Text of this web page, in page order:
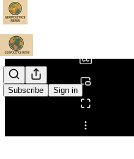
Subscribe Sign in
Share from 0:00